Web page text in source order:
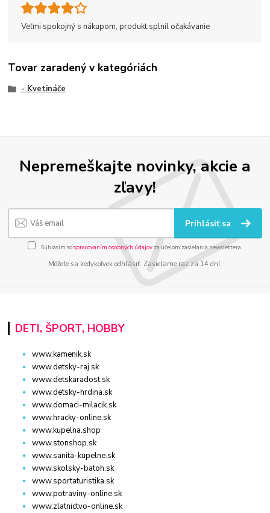
Veľmi spokojný s nákupom, produkt splnil očakávanie
Tovar zaradený v kategóriách
- Kvetináče
Nepremeškajte novinky, akcie a
zľavy!
Prihlásiť sa
Súhlasím sospracovaním osobných údajov za účelom zasielania newslettera.
Môžete sa kedykoľvek odhlásiť. Zasielame raz za 14 dní.
DETI, ŠPORT, HOBBY
www.kamenik.sk
www.detsky-raj.sk
www.detskaradost.sk
www.detsky-hrdina.sk
www.domaci-milacik.sk
www.hracky-online.sk
www.kupelna.shop
www.stonshop.sk
www.sanita-kupelne.sk
www.skolsky-batoh.sk
www.sportaturistika.sk
www.potraviny-online.sk
www.zlatnictvo-online.sk